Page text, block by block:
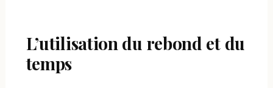
L’utilisation du rebond et du
temps